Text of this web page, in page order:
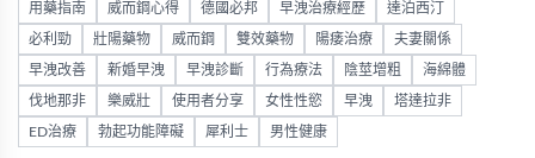
用藥指南 威而鋼心得 德國必邦 早洩治療經歷 達泊西汀
必利勁 壯陽藥物 威而鋼 雙效藥物 陽痿治療 夫妻關係
早洩改善 新婚早洩 早洩診斷 行為療法 陰莖增粗 海綿體
伐地那非 樂威壯 使用者分享 女性性慾 早洩 塔達拉非
ED治療 勃起功能障礙 犀利士 男性健康